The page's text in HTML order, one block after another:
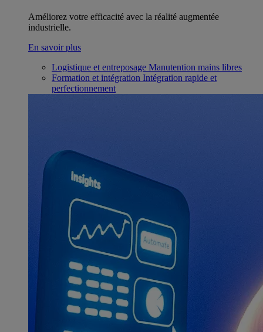
Améliorez votre efficacité avec la réalité augmentée
industrielle.
En savoir plus
Logistique et entreposage Manutention mains libres
Formation et intégration Intégration rapide et
perfectionnement